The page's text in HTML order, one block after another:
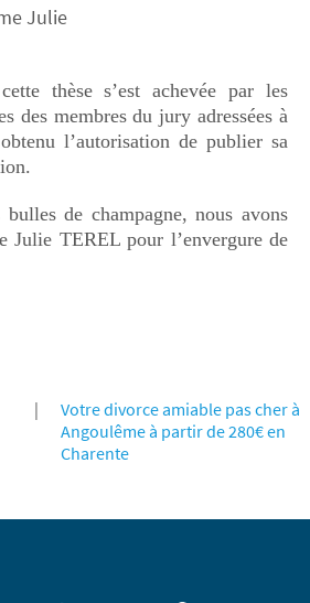
Julie
thèse s’est achevée par les
des membres du jury adressées à
l’autorisation de publier sa
de champagne, nous avons
Julie TEREL pour l’envergure de
|
Votre divorce amiable pas cher à
Angoulême à partir de 280€ en
Charente